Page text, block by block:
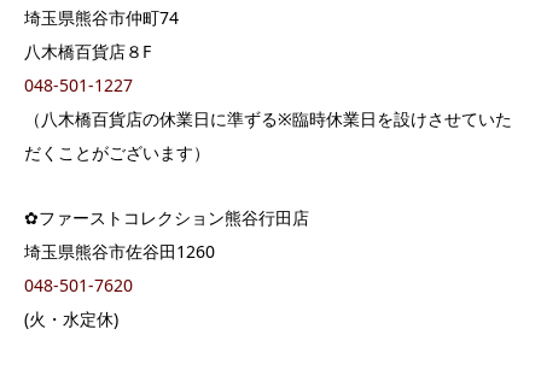
埼玉県熊谷市仲町74
八木橋百貨店８F
048-501-1227
（八木橋百貨店の休業日に準ずる※臨時休業日を設けさせていた
だくことがございます）
✿ファーストコレクション熊谷行田店
埼玉県熊谷市佐谷田1260
048-501-7620
(火・水定休)